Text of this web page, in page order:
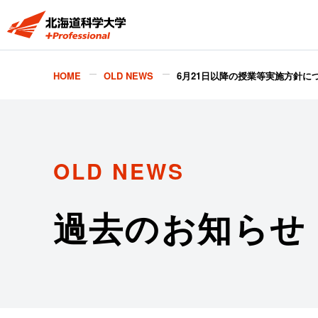
HOME OLD NEWS 6月21日以降の授業等実施方針に
OLD NEWS
過去のお知らせ